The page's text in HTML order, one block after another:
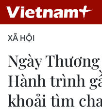
XÃ HỘI
Ngày
Hành trình
khoải tìm